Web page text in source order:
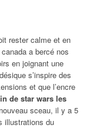
rester calme et en
a bercé nos
en joignant une
s’inspire des
et que l’encre
de star wars les
sceau, il y a 5
illustrations du